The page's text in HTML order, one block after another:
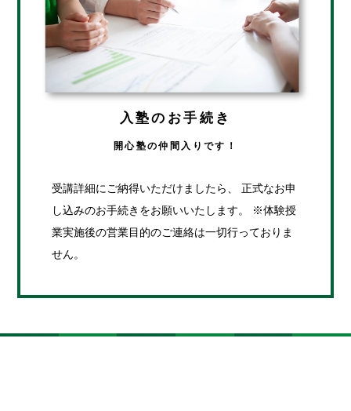
入塾のお手続き
開心塾の仲間入りです！
受講詳細にご納得いただけましたら、 正式なお申
し込みのお手続きをお願いいたします。 ※体験授
業実施後の営業目的のご連絡は一切行っておりま
せん。